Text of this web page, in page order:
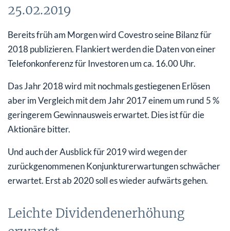
25.02.2019
Bereits früh am Morgen wird Covestro seine Bilanz für
2018 publizieren. Flankiert werden die Daten von einer
Telefonkonferenz für Investoren um ca. 16.00 Uhr.
Das Jahr 2018 wird mit nochmals gestiegenen Erlösen
aber im Vergleich mit dem Jahr 2017 einem um rund 5 %
geringerem Gewinnausweis erwartet. Dies ist für die
Aktionäre bitter.
Und auch der Ausblick für 2019 wird wegen der
zurückgenommenen Konjunkturerwartungen schwächer
erwartet. Erst ab 2020 soll es wieder aufwärts gehen.
Leichte Dividendenerhöhung